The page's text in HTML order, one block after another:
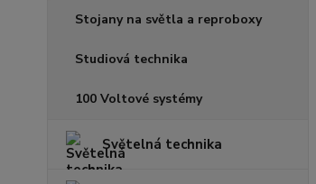
Stojany na světla a reproboxy
Studiová technika
100 Voltové systémy
Světelná technika